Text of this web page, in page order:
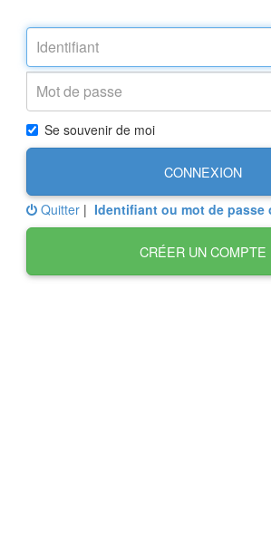
Se souvenir de moi
CONNEXION
Quitter | Identifiant ou mot de passe
CRÉER UN COMPTE